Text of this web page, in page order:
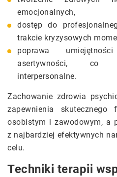
emocjonalnych,
dostęp do
trakcie kryzysowych
poprawa
asertywności, co
interpersonalne.
Zachowanie zdrowia
zapewnienia
osobistym i zawodowym, a
z najbardziej efektywnych
celu.
Techniki terapii